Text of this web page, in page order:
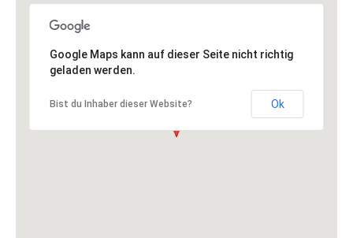
Google Maps kann auf dieser Seite nicht richtig
geladen werden.
Bist du Inhaber dieser Website? Ok